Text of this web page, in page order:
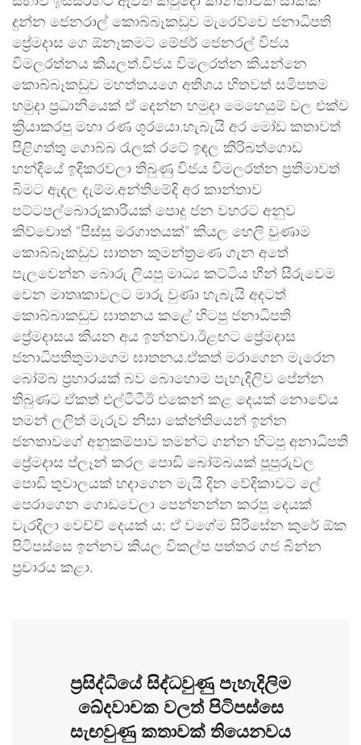
දුන්න ජෙනරාල් කොබ්බෑකඩුව මැරෙව්වෙ ජනාධිපති
ප්‍රේමදාස ගෙ ඕනෑකමට මේජර් ජෙනරල් විජය
විමලරත්නය කියලත්.විජය විමලරත්න කියන්නෙ
කොබ්බෑකඩුව මහත්තයගෙ අතිශය හිතවත් සමිපතම
හමුදා ප්‍රධානියෙක් ඒ දෙන්න හමුදා මෙහෙයුම් වල එක්ව
ක්‍රියාකරපු මහා රණ ශූරයො.හැබැයි අර මෝඩ කතාවත්
පිළිගත්තු ගොබ්බ රැලක් රටේ ඉඳල කිරිබත්ගොඩ
හන්දියේ ඉදිකරවලා තිබුණු විජය විමලරත්න ප්‍රතිමාවත්
බිමට ඇදල දැම්ම.අන්තිමේදි අර කාන්තාව
පට්ටපල්බොරුකාරියක්‍ පොදු ජන වහරට අනුව
කිව්වොත් “පිස්සු මරගාතයක්” කියල හෙලි වුණාම
කොබ්බෑකඩුව ඝාතන කුමන්ත්‍රණෙ ගැන අතේ
පැලවෙන්න බොරු ලියපු මාධ්‍ය කට්ටිය හීන් සීරුවෙම
වෙන මාතෘකාවලට මාරු වුණා හැබැයි අදටත්
කොබ්බාකඩුව ඝාතනය කළේ හිටපු ජනාධිපති
ප්‍රේමදාසය කියන අය ඉන්නවා.ඊළඟට ප්‍රේමදාස
ජනාධිපතිතුමාගෙම ඝාතනය.ඒකත් මරාගෙන මැරෙන
බෝම්බ ප්‍රහාරයක් බව බොහොම පැහැදිලිව පේන්න
තිබුණට ඒකත් එල්ටීටීඊ එකෙන් කළ දෙයක් නොවේය
තමන් ලලිත් මැරුව නිසා කේන්තියෙන් ඉන්න
ජනතාවගේ අනුකම්පාව තමන්ට ගන්න හිටපු අනාධිපති
ප්‍රේමදාස ප්ලෑන් කරල පොඩි බෝම්බයක් පූපුරුවල
පොඩි තුවාලයක් හදාගෙන මැයි දින වේදිකාවට ලේ
පෙරාගෙන ගොඩවෙලා පෙන්නන්න කරපු දෙයක්
වැරදිලා වෙච්ච් දෙයක්‍ ය; ඒ වගේම සිරිසේන කුරේ ඕක
පිටිපස්සෙ ඉන්නව කියල විකල්ප පත්තර ගජ බින්න
ප්‍රචාරය කළා.
ප්‍රසිද්ධියේ සිද්ධවුණු පැහැදිලිම
ඛේදවාචක වලත් පිටිපස්සෙ
සැඟවුණු කතාවක් තියෙනවය